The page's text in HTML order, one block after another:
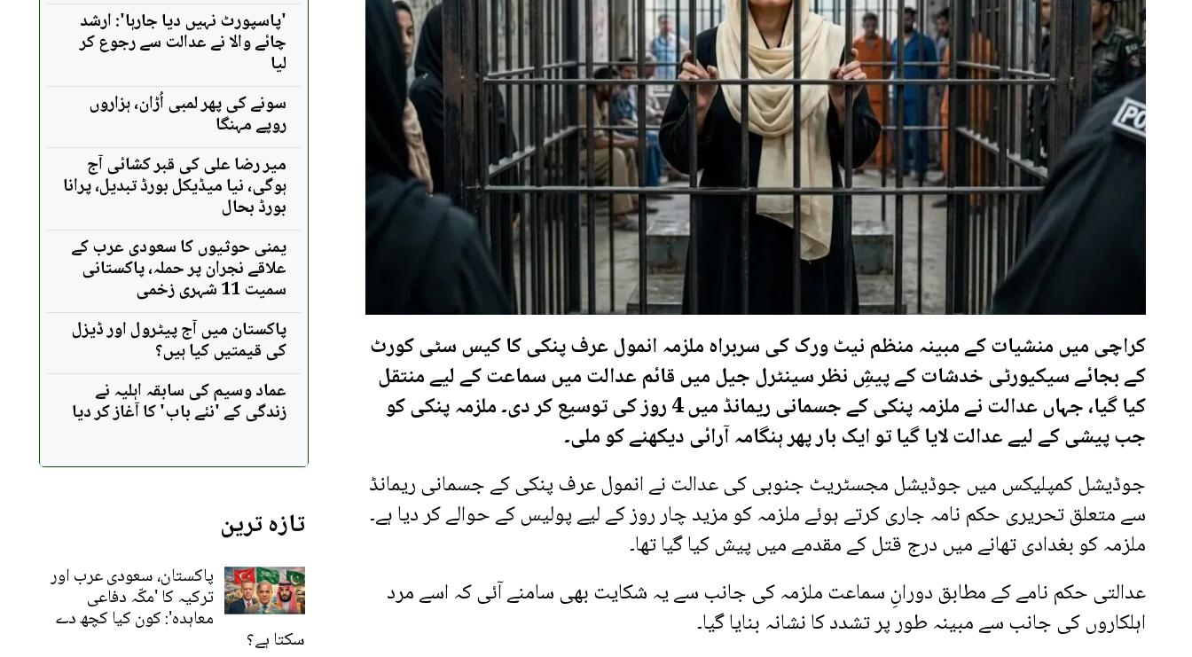
کراچی میں منشیات کے مبینہ منظم نیٹ ورک کی سربراہ ملزمہ انمول عرف پنکی کا کیس سٹی کورٹ
کے بجائے سیکیورٹی خدشات کے پیشِ نظر سینٹرل جیل میں قائم عدالت میں سماعت کے لیے منتقل
کیا گیا، جہاں عدالت نے ملزمہ پنکی کے جسمانی ریمانڈ میں 4 روز کی توسیع کر دی۔ ملزمہ پنکی کو
جب پیشی کے لیے عدالت لایا گیا تو ایک بار پھر ہنگامہ آرائی دیکھنے کو ملی۔
جوڈیشل کمپلیکس میں جوڈیشل مجسٹریٹ جنوبی کی عدالت نے انمول عرف پنکی کے جسمانی ریمانڈ
سے متعلق تحریری حکم نامہ جاری کرتے ہوئے ملزمہ کو مزید چار روز کے لیے پولیس کے حوالے کر دیا ہے۔
ملزمہ کو بغدادی تھانے میں درج قتل کے مقدمے میں پیش کیا گیا تھا۔
عدالتی حکم نامے کے مطابق دورانِ سماعت ملزمہ کی جانب سے یہ شکایت بھی سامنے آئی کہ اسے مرد
اہلکاروں کی جانب سے مبینہ طور پر تشدد کا نشانہ بنایا گیا۔
'پاسپورٹ نہیں دیا جارہا': ارشد
چائے والا نے عدالت سے رجوع کر
لیا
سونے کی پھر لمبی اُڑان، ہزاروں
روپے مہنگا
میر رضا علی کی قبر کشائی آج
ہوگی، نیا میڈیکل بورڈ تبدیل، پرانا
بورڈ بحال
یمنی حوثیوں کا سعودی عرب کے
علاقے نجران پر حملہ، پاکستانی
سمیت 11 شہری زخمی
پاکستان میں آج پیٹرول اور ڈیزل
کی قیمتیں کیا ہیں؟
عماد وسیم کی سابقہ اہلیہ نے
زندگی کے 'نئے باب' کا آغاز کر دیا
تازہ ترین
پاکستان، سعودی عرب اور
ترکیہ کا 'مکّہ دفاعی
معاہدہ': کون کیا کچھ دے
سکتا ہے؟